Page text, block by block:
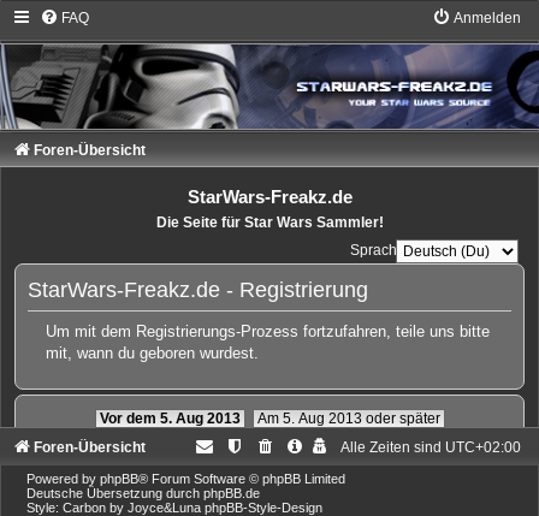
FAQ Anmelden
Foren-Übersicht
StarWars-Freakz.de
Die Seite für Star Wars Sammler!
Sprache:
StarWars-Freakz.de - Registrierung
Um mit dem Registrierungs-Prozess fortzufahren, teile uns bitte
mit, wann du geboren wurdest.
Vor dem 5. Aug 2013
Am 5. Aug 2013 oder später
Foren-Übersicht
Alle Zeiten sind UTC+02:00
Powered by phpBB® Forum Software © phpBB Limited
Deutsche Übersetzung durch phpBB.de
Style: Carbon by Joyce&Luna phpBB-Style-Design